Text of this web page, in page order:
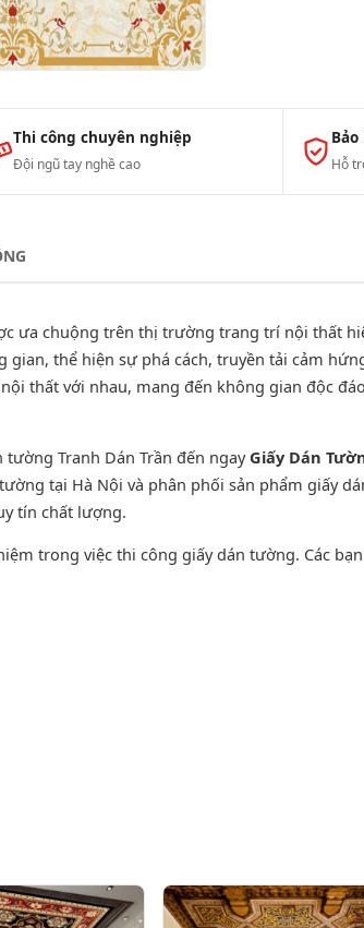
Thi công chuyên nghiệp
Đội ngũ tay nghề cao Hỗ
ưa chuộng trên thị trường trang trí nội thất
thể hiện sự phá cách, truyền tải cảm
thất với nhau, mang đến không gian độc
Tranh Dán Trần đến ngayGiấy Dán
tại Hà Nội và phân phối sản phẩm giấy
tín chất lượng.
trong việc thi công giấy dán tường. Các